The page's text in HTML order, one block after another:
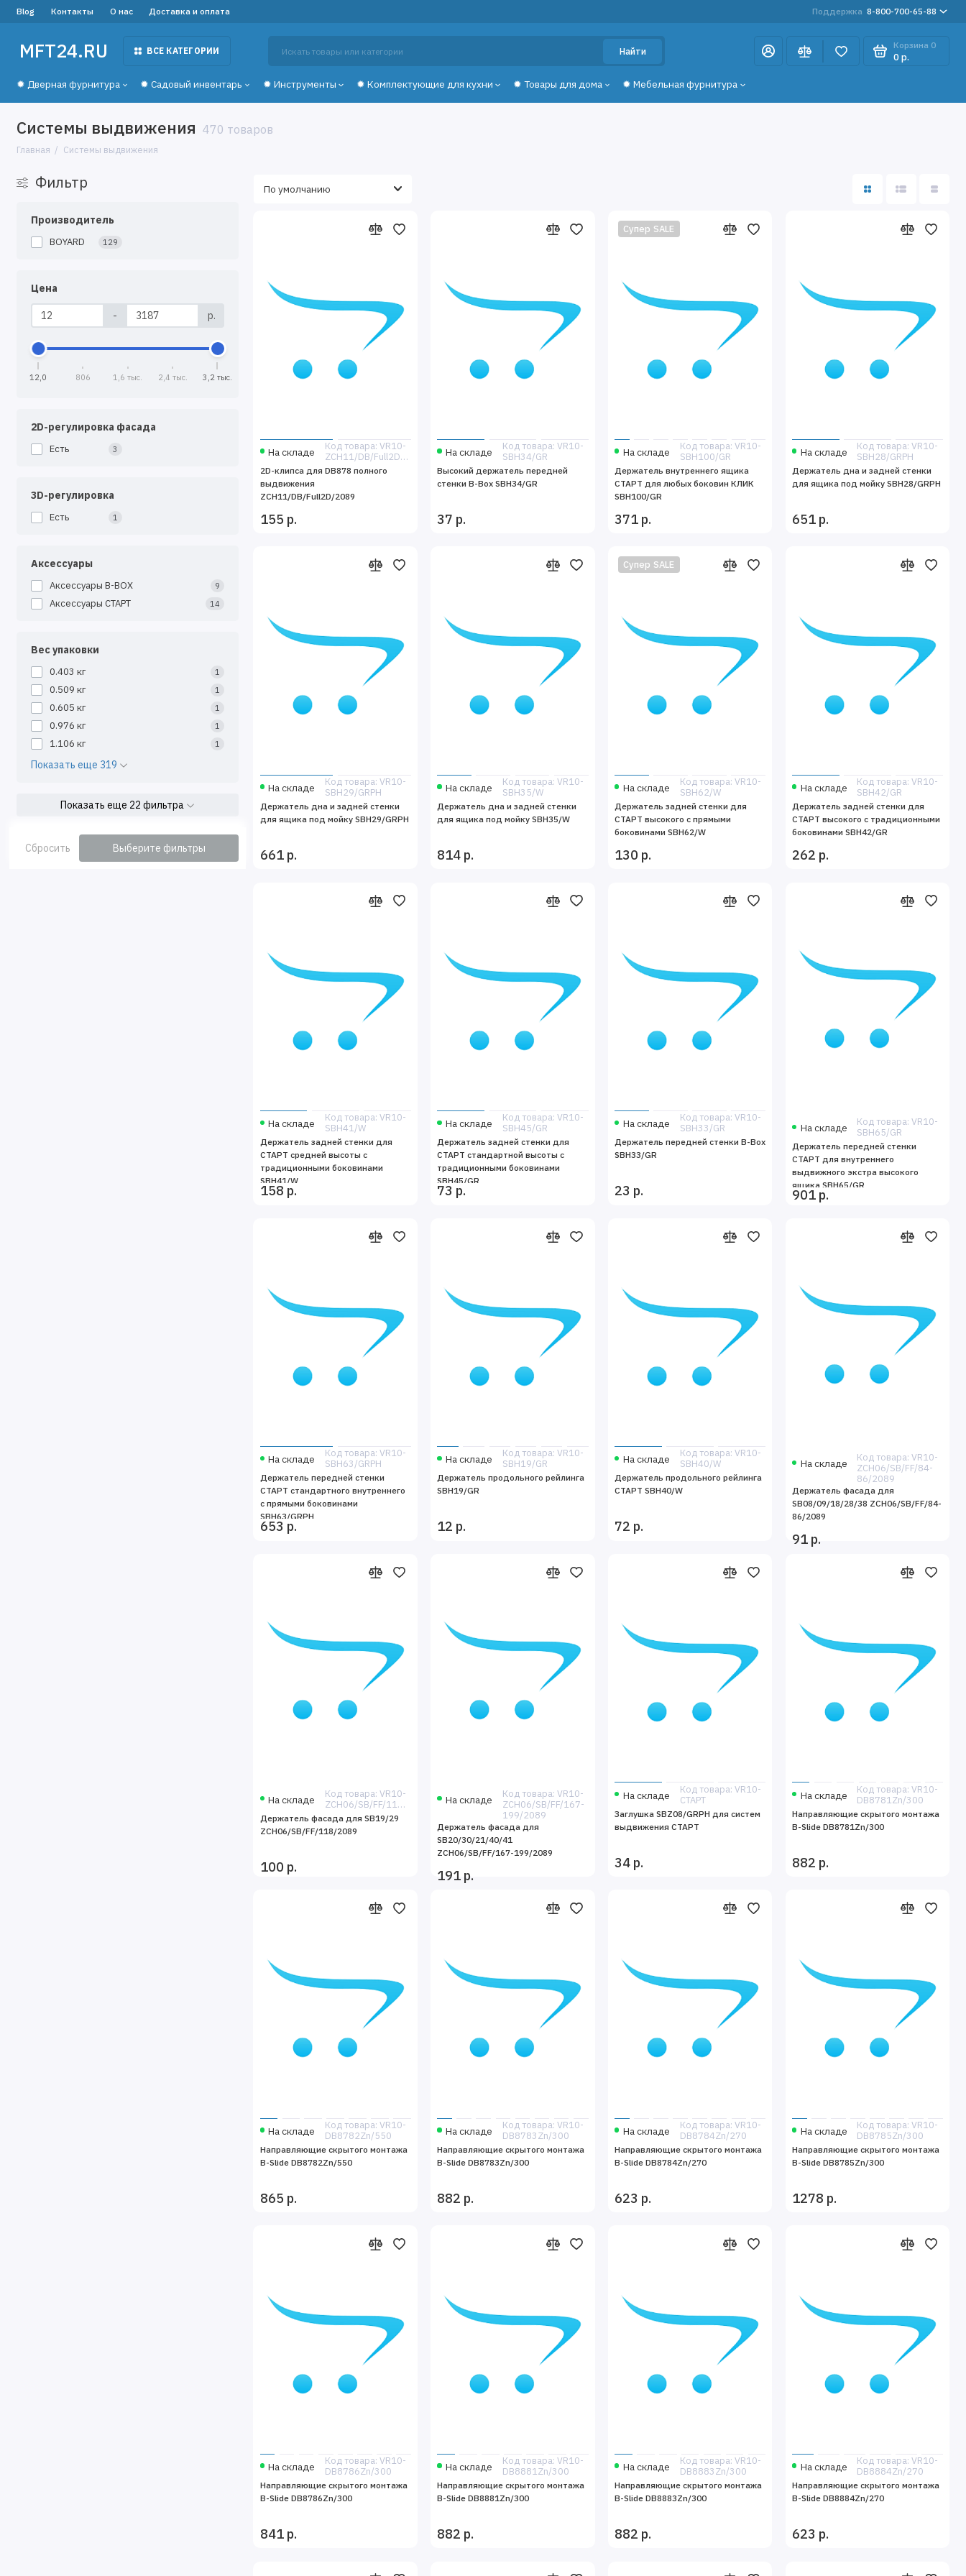
Blog Контакты О нас Доставка и оплата Поддержка 8-800-700-65-88
MFT24.RU ВСЕ КАТЕГОРИИ Найти
Корзина 0
0 р.
✹ Дверная фурнитура ✹ Садовый инвентарь ✹ Инструменты ✹ Комплектующие для кухни ✹ Товары для дома ✹ Мебельная фурнитура
Системы выдвижения 470 товаров
Главная Системы выдвижения
Фильтр
Производитель
BOYARD 129
Цена
- р.
12,0 806 1,6 тыс. 2,4 тыс. 3,2 тыс.
2D-регулировка фасада
Есть 3
3D-регулировка
Есть 1
Аксессуары
Аксессуары B-BOX 9
Аксессуары СТАРТ 14
Вес упаковки
0.403 кг 1
0.509 кг 1
0.605 кг 1
0.976 кг 1
1.106 кг 1
Показать еще 319
Показать еще 22 фильтра
Сбросить Выберите фильтры
На складе
Код товара: VR10-
ZCH11/DB/Full2D/2089
2D-клипса для DB878 полного
выдвижения
ZCH11/DB/Full2D/2089
155 р.
На складе
Код товара: VR10-
SBH34/GR
Высокий держатель передней
стенки B-Box SBH34/GR
37 р.
Супер SALE
На складе
Код товара: VR10-
SBH100/GR
Держатель внутреннего ящика
СТАРТ для любых боковин КЛИК
SBH100/GR
371 р.
На складе
Код товара: VR10-
SBH28/GRPH
Держатель дна и задней стенки
для ящика под мойку SBH28/GRPH
651 р.
На складе
Код товара: VR10-
SBH29/GRPH
Держатель дна и задней стенки
для ящика под мойку SBH29/GRPH
661 р.
На складе
Код товара: VR10-
SBH35/W
Держатель дна и задней стенки
для ящика под мойку SBH35/W
814 р.
Супер SALE
На складе
Код товара: VR10-
SBH62/W
Держатель задней стенки для
СТАРТ высокого с прямыми
боковинами SBH62/W
130 р.
На складе
Код товара: VR10-
SBH42/GR
Держатель задней стенки для
СТАРТ высокого с традиционными
боковинами SBH42/GR
262 р.
На складе
Код товара: VR10-
SBH41/W
Держатель задней стенки для
СТАРТ средней высоты с
традиционными боковинами
SBH41/W
158 р.
На складе
Код товара: VR10-
SBH45/GR
Держатель задней стенки для
СТАРТ стандартной высоты с
традиционными боковинами
SBH45/GR
73 р.
На складе
Код товара: VR10-
SBH33/GR
Держатель передней стенки B-Box
SBH33/GR
23 р.
На складе
Код товара: VR10-
SBH65/GR
Держатель передней стенки
СТАРТ для внутреннего
выдвижного экстра высокого
ящика SBH65/GR
901 р.
На складе
Код товара: VR10-
SBH63/GRPH
Держатель передней стенки
СТАРТ стандартного внутреннего
с прямыми боковинами
SBH63/GRPH
653 р.
На складе
Код товара: VR10-
SBH19/GR
Держатель продольного рейлинга
SBH19/GR
12 р.
На складе
Код товара: VR10-
SBH40/W
Держатель продольного рейлинга
СТАРТ SBH40/W
72 р.
На складе
Код товара: VR10-
ZCH06/SB/FF/84-
86/2089
Держатель фасада для
SB08/09/18/28/38 ZCH06/SB/FF/84-
86/2089
91 р.
На складе
Код товара: VR10-
ZCH06/SB/FF/118/2089
Держатель фасада для SB19/29
ZCH06/SB/FF/118/2089
100 р.
На складе
Код товара: VR10-
ZCH06/SB/FF/167-
199/2089
Держатель фасада для
SB20/30/21/40/41
ZCH06/SB/FF/167-199/2089
191 р.
На складе
Код товара: VR10-
СТАРТ
Заглушка SBZ08/GRPH для систем
выдвижения СТАРТ
34 р.
На складе
Код товара: VR10-
DB8781Zn/300
Направляющие скрытого монтажа
B-Slide DB8781Zn/300
882 р.
На складе
Код товара: VR10-
DB8782Zn/550
Направляющие скрытого монтажа
B-Slide DB8782Zn/550
865 р.
На складе
Код товара: VR10-
DB8783Zn/300
Направляющие скрытого монтажа
B-Slide DB8783Zn/300
882 р.
На складе
Код товара: VR10-
DB8784Zn/270
Направляющие скрытого монтажа
B-Slide DB8784Zn/270
623 р.
На складе
Код товара: VR10-
DB8785Zn/300
Направляющие скрытого монтажа
B-Slide DB8785Zn/300
1278 р.
На складе
Код товара: VR10-
DB8786Zn/300
Направляющие скрытого монтажа
B-Slide DB8786Zn/300
841 р.
На складе
Код товара: VR10-
DB8881Zn/300
Направляющие скрытого монтажа
B-Slide DB8881Zn/300
882 р.
На складе
Код товара: VR10-
DB8883Zn/300
Направляющие скрытого монтажа
B-Slide DB8883Zn/300
882 р.
На складе
Код товара: VR10-
DB8884Zn/270
Направляющие скрытого монтажа
B-Slide DB8884Zn/270
623 р.